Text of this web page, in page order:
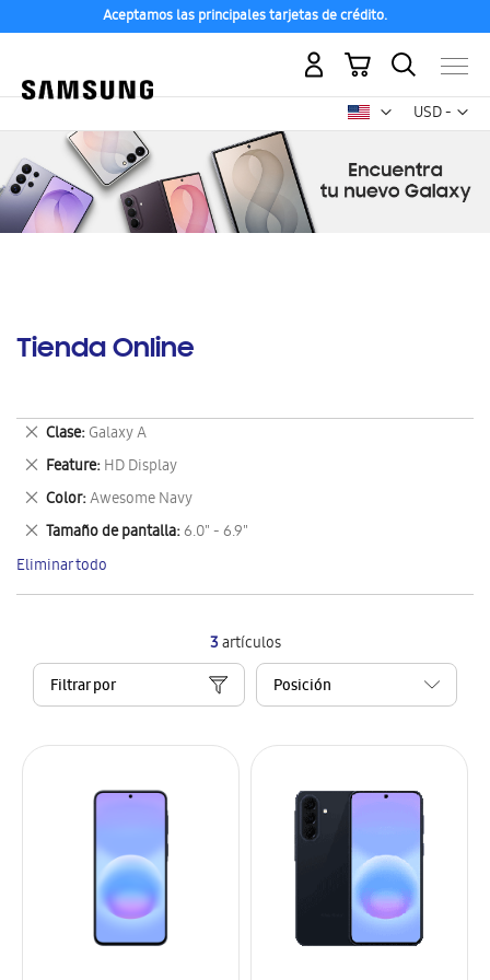
Aceptamos las principales tarjetas de crédito.
USD -
dólar
Mi carrito
Tienda Online
3artículos
Filtrar por
Clase Galaxy A
Eliminar
este
artículo
Feature HD Display
Eliminar
este
artículo
Color Awesome Navy
Eliminar
este
artículo
Tamaño de pantalla 6.0" - 6.9"
Eliminar
este
artículo
Eliminar todo